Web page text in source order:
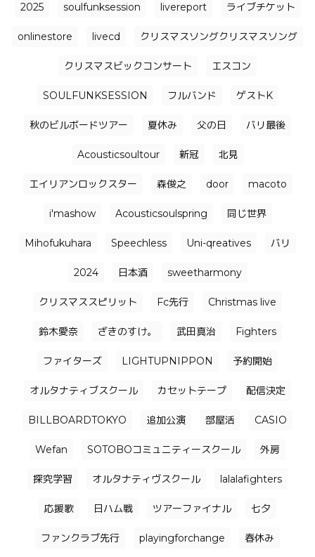
2025 soulfunksession livereport ライブチケット
onlinestore livecd クリスマスソングクリスマスソング
クリスマスビックコンサート エスコン
SOULFUNKSESSION フルバンド ゲストK
秋のビルボードツアー 夏休み 父の日 バリ最後
Acousticsoultour 新冠 北見
エイリアンロックスター 森俊之 door macoto
i'mashow Acousticsoulspring 同じ世界
Mihofukuhara Speechless Uni-qreatives バリ
2024 日本酒 sweetharmony
クリスマススピリット Fc先行 Christmas live
鈴木愛奈 ざきのすけ。 武田真治 Fighters
ファイターズ LIGHTUPNIPPON 予約開始
オルタナティブスクール カセットテープ 配信決定
BILLBOARDTOKYO 追加公演 部屋活 CASIO
Wefan SOTOBOコミュニティースクール 外房
探究学習 オルタナティヴスクール lalalafighters
応援歌 日ハム戦 ツアーファイナル 七夕
ファンクラブ先行 playingforchange 春休み